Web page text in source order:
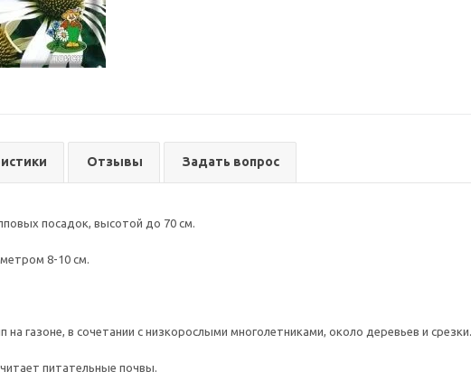
Отзывы Задать вопрос
посадок, высотой до 70 см.
8-10 см.
газоне, в сочетании с низкорослыми многолетниками, около деревьев и срезки.
питательные почвы.